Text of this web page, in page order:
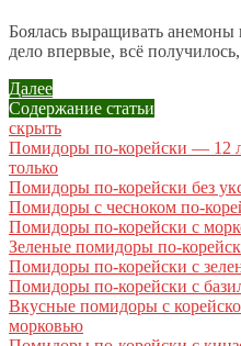
Боялась выращивать анемоны
дело впервые, всё
Далее
Содержание статьи
скрыть
Помидоры по-корейски — 12
только
Помидоры по-корейски без
Помидоры с чесноком по-
Помидоры по-корейски с
Зеленые помидоры по-
Помидоры по-корейски с
Помидоры по-корейски с
Вкусные помидоры с
морковью